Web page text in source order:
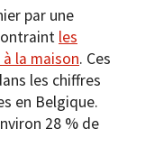
par une
les
la maison. Ces
les chiffres
en Belgique.
28 % de